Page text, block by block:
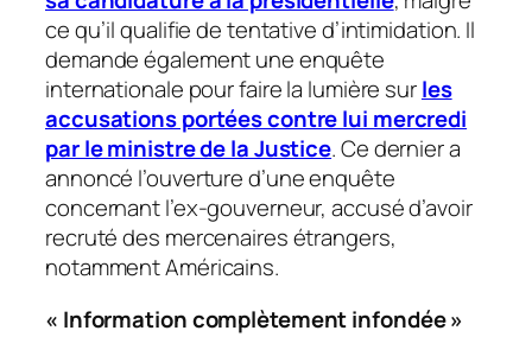
ce qu’il qualifie de tentative d’intimidation. Il
demande également une enquête
internationale pour faire la lumière surles
accusations portées contre lui mercredi
par le ministre de la Justice. Ce dernier a
annoncé l’ouverture d’une enquête
concernant l’ex-gouverneur, accusé d’avoir
recruté des mercenaires étrangers,
notamment Américains.
« Information complètement infondée »